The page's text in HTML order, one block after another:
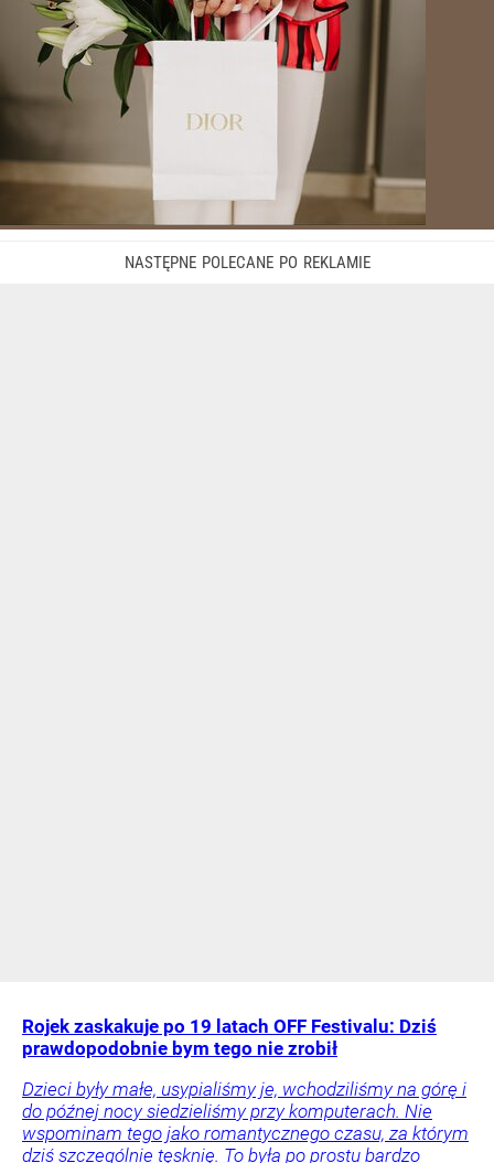
Rojek zaskakuje po 19 latach OFF Festivalu: Dziś
prawdopodobnie bym tego nie zrobił
Dzieci były małe, usypialiśmy je, wchodziliśmy na górę i
do późnej nocy siedzieliśmy przy komputerach. Nie
wspominam tego jako romantycznego czasu, za którym
dziś szczególnie tęsknię. To była po prostu bardzo